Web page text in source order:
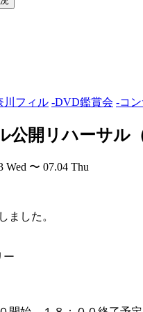
川フィル -DVD鑑賞会 -コ
公開リハーサル（
Wed 〜 07.04 Thu
ました。
ー